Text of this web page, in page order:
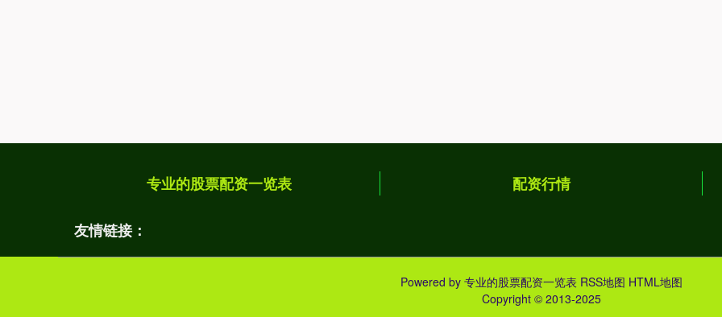
专业的股票配资一览表 配资行情
友情链接：
Powered by 专业的股票配资一览表 RSS地图 HTML地图
Copyright © 2013-2025